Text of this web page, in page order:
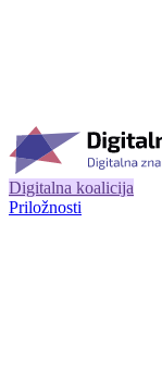
Digitalna koalicija
Priložnosti